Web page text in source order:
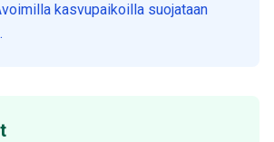
kasvupaikoilla suojataan